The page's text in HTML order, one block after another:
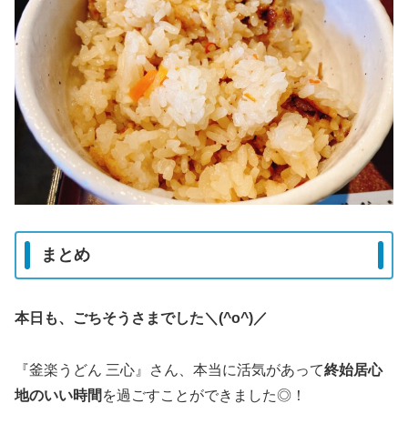
まとめ
本日も、ごちそうさまでした＼(^o^)／
『釜楽うどん 三心』さん、本当に活気があって終始居心
地のいい時間 を過ごすことができました◎！